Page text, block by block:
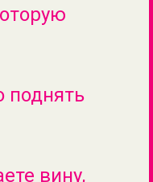
поднять
вину,